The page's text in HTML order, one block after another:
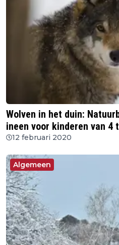
Wolven in het duin:
ineen voor kinderen van 4
12 februari 2020
Algemeen